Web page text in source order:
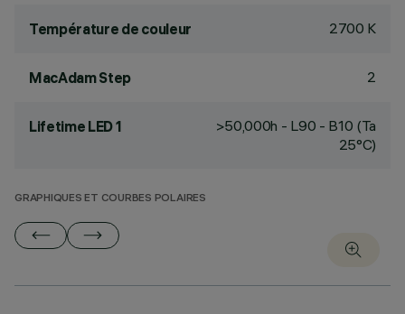
Température de couleur 2700 K
MacAdam Step 2
Lifetime LED 1
>50,000h - L90 - B10 (Ta
25°C)
GRAPHIQUES ET COURBES POLAIRES